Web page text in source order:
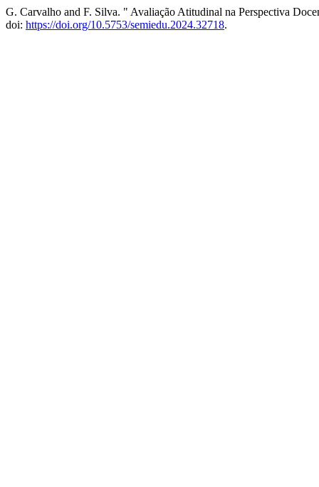
G. Carvalho and F. Silva. " Avaliação Atitudinal na Perspectiva
doi: https://doi.org/10.5753/semiedu.2024.32718.